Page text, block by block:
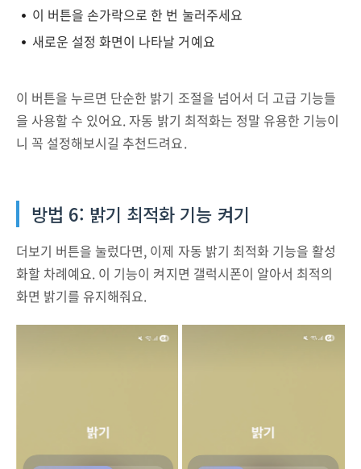
이 버튼을 손가락으로 한 번 눌러주세요
새로운 설정 화면이 나타날 거예요
이 버튼을 누르면 단순한 밝기 조절을 넘어서 더 고급 기능들
을 사용할 수 있어요. 자동 밝기 최적화는 정말 유용한 기능이
니 꼭 설정해보시길 추천드려요.
방법 6: 밝기 최적화 기능 켜기
더보기 버튼을 눌렀다면, 이제 자동 밝기 최적화 기능을 활성
화할 차례예요. 이 기능이 켜지면 갤럭시폰이 알아서 최적의
화면 밝기를 유지해줘요.